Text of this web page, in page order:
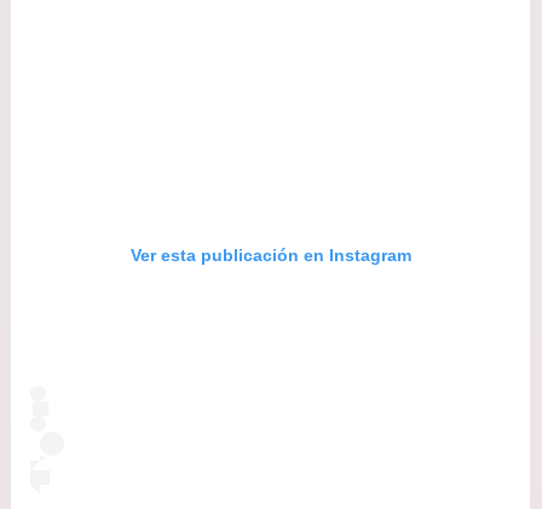
Ver esta publicación en Instagram